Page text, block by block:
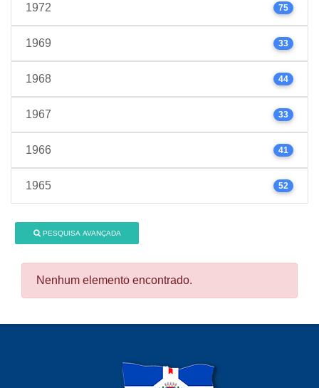
1972 75
1969 33
1968 44
1967 33
1966 41
1965 52
PESQUISA AVANÇADA
Nenhum elemento encontrado.